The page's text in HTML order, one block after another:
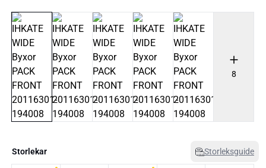
8
Storlekar Storleksguide